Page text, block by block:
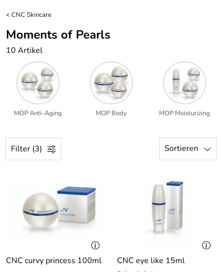
<CNC Skincare
Moments of Pearls
10 Artikel
MOP Anti-Aging MOP Body MOP Moisturizing
Filter (3) Sortieren
CNC curvy princess 100ml
CNC eye like 15ml